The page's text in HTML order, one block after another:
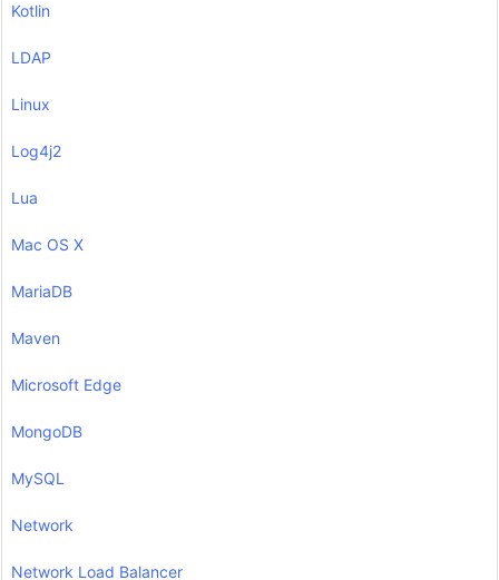
Kotlin
LDAP
Linux
Log4j2
Lua
Mac OS X
MariaDB
Maven
Microsoft Edge
MongoDB
MySQL
Network
Network Load Balancer